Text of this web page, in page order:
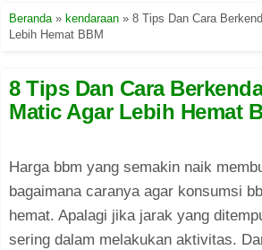
Beranda» kendaraan » 8 Tips Dan Cara
Lebih Hemat BBM
8 Tips Dan Cara
Matic Agar Lebih Hemat
Harga bbm yang semakin naik
bagaimana caranya agar konsumsi
hemat. Apalagi jika jarak yang
sering dalam melakukan aktivitas.